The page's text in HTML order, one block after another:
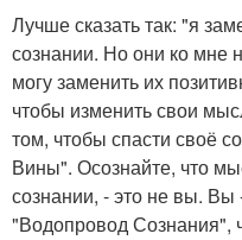
Лучше сказать так: "я
сознании. Но они ко мне
могу заменить их
чтобы изменить свои
том, чтобы спасти своё
Вины". Осознайте, что
сознании, - это не вы.
"Водопровод Сознания",